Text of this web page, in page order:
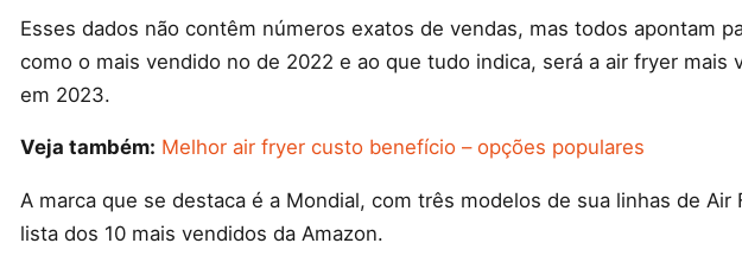
Esses dados não contêm números exatos de vendas, mas todos apontam
como o mais vendido no de 2022 e ao que tudo indica, será a air fryer mais
em 2023.
Veja também: Melhor air fryer custo benefício – opções populares
A marca que se destaca é a Mondial, com três modelos de sua linhas de Air
lista dos 10 mais vendidos da Amazon.